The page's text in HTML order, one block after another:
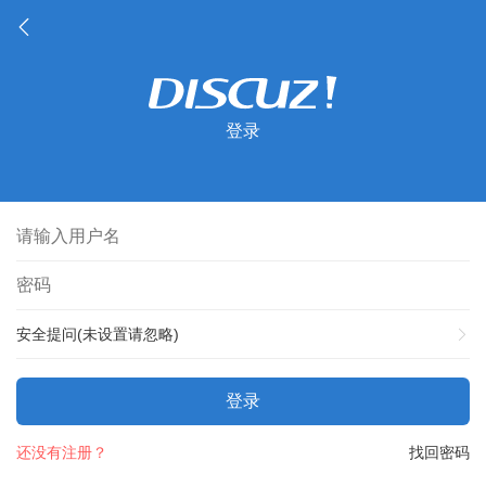
登录
安全提问(未设置请忽略)
登录
找回密码
还没有注册？